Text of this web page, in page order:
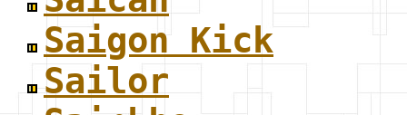
Saigon Kick
Sailor